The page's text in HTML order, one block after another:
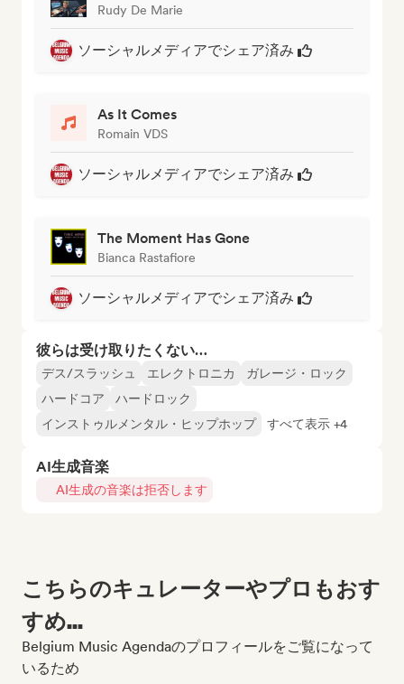
Rudy De Marie
ソーシャルメディアでシェア済み
As It Comes
Romain VDS
ソーシャルメディアでシェア済み
The Moment Has Gone
Bianca Rastafiore
ソーシャルメディアでシェア済み
彼らは受け取りたくない…
デス/スラッシュ エレクトロニカ
ガレージ・ロック
ハードコア
ハードロック
インストゥルメンタル・ヒップホップ
すべて表示 +4
AI生成音楽
AI生成の音楽は拒否します
こちらのキュレーターやプロもおす
すめ...
Belgium Music Agendaのプロフィールをご覧になって
いるため